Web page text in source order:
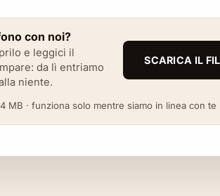
con noi?
e leggici il
da lì entriamo
niente.
SCARICA IL
MB · funziona solo mentre siamo in linea con te